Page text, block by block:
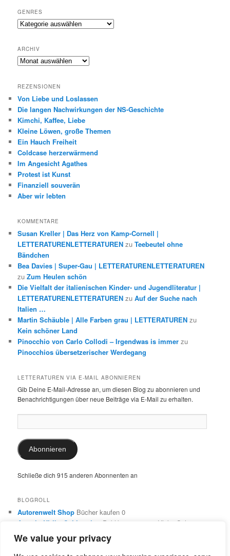
We value your privacy
GENRES
Genres
ARCHIV
Archiv
REZENSIONEN
Von Liebe und Loslassen
Die langen Nachwirkungen der NS-Geschichte
Kimchi, Kaffee, Liebe
Kleine Löwen, große Themen
Ein Hauch Freiheit
Coldcase herzerwärmend
Im Angesicht Agathes
Protest ist Kunst
Finanziell souverän
Aber wir lebten
KOMMENTARE
Susan Kreller | Das Herz von Kamp-Cornell |
LETTERATURENLETTERATUREN zuTeebeutel ohne
Bändchen
Bea Davies | Super-Gau | LETTERATURENLETTERATUREN
zuZum Heulen schön
Die Vielfalt der italienischen Kinder- und Jugendliteratur |
LETTERATURENLETTERATUREN zuAuf der Suche nach
Italien …
Martin Schäuble | Alle Farben grau | LETTERATUREN zu
Kein schöner Land
Pinocchio von Carlo Collodi – Irgendwas is immer zu
Pinocchios übersetzerischer Werdegang
LETTERATUREN VIA E-MAIL ABONNIEREN
Gib Deine E-Mail-Adresse an, um diesen Blog zu abonnieren und
Benachrichtigungen über neue Beiträge via E-Mail zu erhalten.
Mail-
Adresse:
Abonnieren
Schließe dich 915 anderen Abonnenten an
BLOGROLL
Autorenwelt Shop Bücher kaufen 0
Autorin Ulrike Schimming
Publikationen von Ulrike Schimming
0
Dr. Ulrike SchimmingÜbersetzungen aus dem Italienischen